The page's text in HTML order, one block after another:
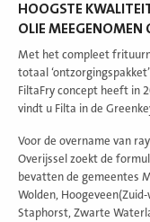
HOOGSTE
OLIE MEEGENOMEN
Met het compleet
totaal
FiltaFry concept heeft in
vindt u Filta in de
Voor de overname van
Overijssel zoekt de
bevatten de gemeentes
Wolden,
Staphorst, Zwarte